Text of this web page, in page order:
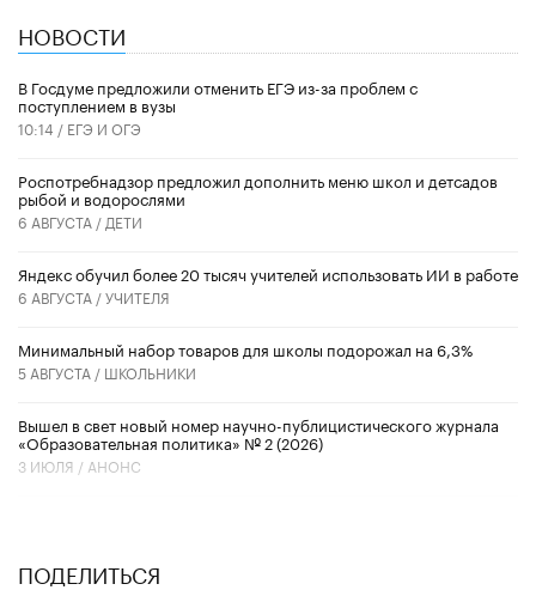
НОВОСТИ
В Госдуме предложили отменить ЕГЭ из-за проблем с
поступлением в вузы
10:14 / ЕГЭ И ОГЭ
Роспотребнадзор предложил дополнить меню школ и детсадов
рыбой и водорослями
6 АВГУСТА / ДЕТИ
​Яндекс обучил более 20 тысяч учителей использовать ИИ в работе
6 АВГУСТА /УЧИТЕЛЯ
Минимальный набор товаров для школы подорожал на 6,3%
5 АВГУСТА / ШКОЛЬНИКИ
Вышел в свет новый номер научно-публицистического журнала
«Образовательная политика» № 2 (2026)
3 ИЮЛЯ / АНОНС
ПОДЕЛИТЬСЯ